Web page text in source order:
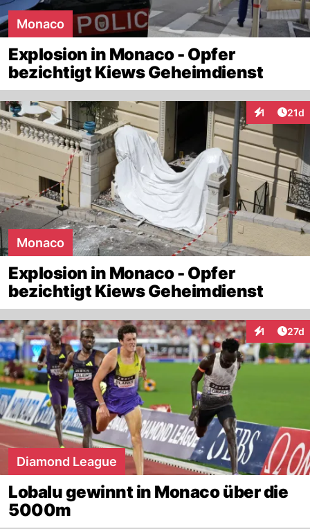
Monaco
Explosion in Monaco - Opfer
bezichtigt Kiews Geheimdienst
1 21d
Monaco
Explosion in Monaco - Opfer
bezichtigt Kiews Geheimdienst
1 27d
Diamond League
Lobalu gewinnt in Monaco über die
5000m